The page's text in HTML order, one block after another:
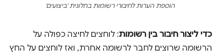
הוספת הערות לחיבורי רשומות בחלונית 'ביצועים'
כדי ליצור חיבור בין רשומות: לוחצים לחיצה כפולה על
הרשומה שרוצים לחבר לרשומה אחרת, ואז לוחצים על החץ